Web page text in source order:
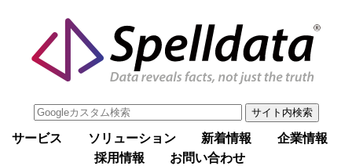
サービス ソリューション 新着情報
企業情報
採用情報
お問い合わせ